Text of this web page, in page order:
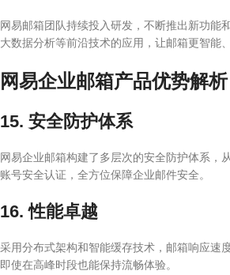
网易邮箱团队持续投入研发，不断推出新功能
大数据分析等前沿技术的应用，让邮箱更智能
网易企业邮箱产品优势解析
15. 安全防护体系
网易企业邮箱构建了多层次的安全防护体系，
账号安全认证，全方位保障企业邮件安全。
16. 性能卓越
采用分布式架构和智能缓存技术，邮箱响应速
即使在高峰时段也能保持流畅体验。